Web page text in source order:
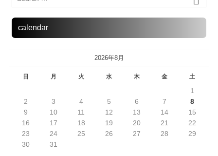
calendar
2026年8月
日 月 火 水 木 金 土
1
2
3 4 5 6 7
8
9
10 11 12 13 14
15
16
17 18 19 20 21
22
23
24 25 26 27 28
29
30
31